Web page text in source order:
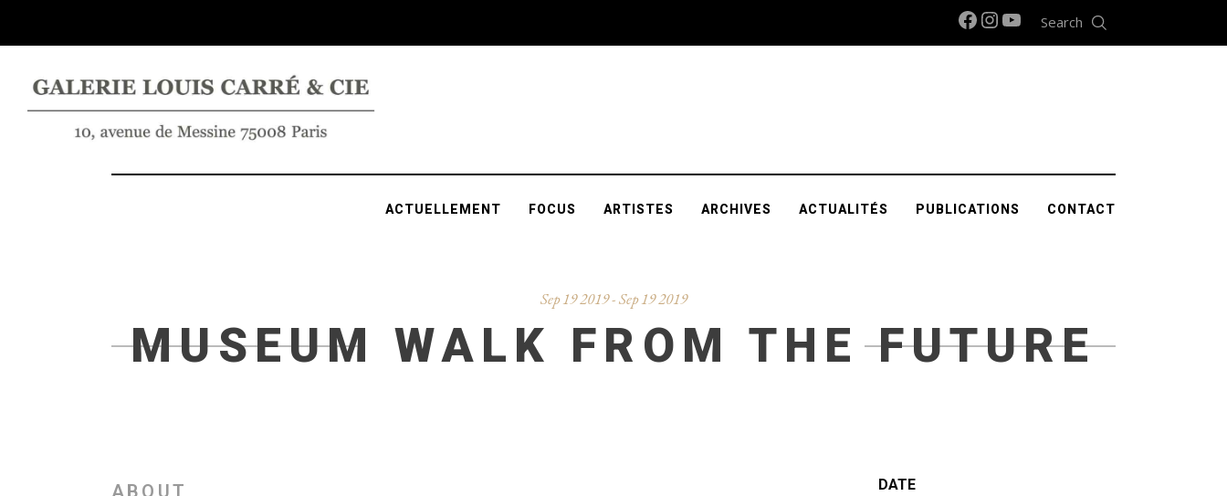
Facebook
Instagram
YouTube
Search
ACTUELLEMENT FOCUS ARTISTES ARCHIVES ACTUALITÉS PUBLICATIONS CONTACT
Sep 19 2019 - Sep 19 2019
MUSEUM WALK FROM THE FUTURE
ABOUT
DATE